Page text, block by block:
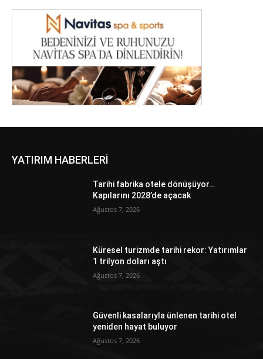
YATIRIM HABERLERİ
Tarihi fabrika otele dönüşüyor…
Kapılarını 2028’de açacak
Ağustos 7, 2026
Küresel turizmde tarihi rekor: Yatırımlar
1 trilyon doları aştı
Ağustos 7, 2026
Güvenli kasalarıyla ünlenen tarihi otel
yeniden hayat buluyor
Ağustos 7, 2026